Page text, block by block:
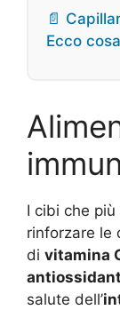
📄
Ecco
I cibi che
rinforzare le
di vitamina
salute dell’